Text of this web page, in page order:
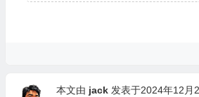
本文由 jack 发表于2024年12月